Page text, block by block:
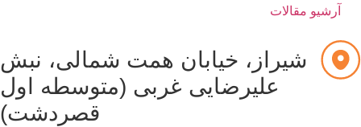
آرشیو مقالات
شیراز، خیابان همت شمالی، نبش
علیرضایی غربی (متوسطه اول
قصردشت)